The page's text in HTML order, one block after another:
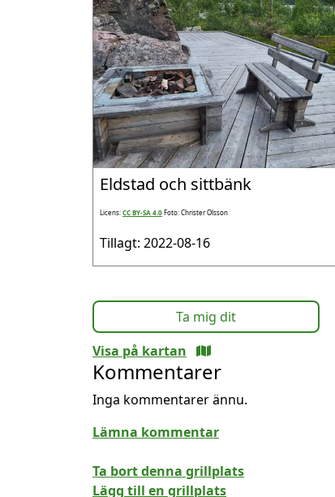
Eldstad och sittbänk
Licens:CC BY-SA 4.0Foto: Christer Olsson
Tillagt: 2022-08-16
Ta mig dit
Visa på kartan
Kommentarer
Inga kommentarer ännu.
Lämna kommentar
Ta bort denna grillplats
Lägg till en grillplats